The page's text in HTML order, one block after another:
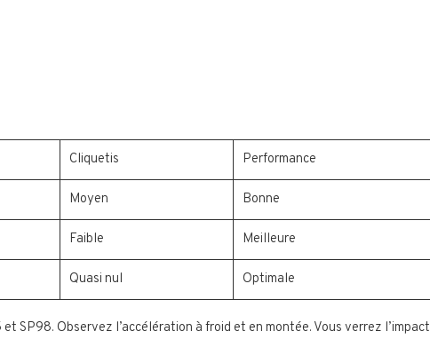
Cliquetis Performance
Moyen Bonne
Faible Meilleure
Quasi nul Optimale
SP98. Observez l’accélération à froid et en montée. Vous verrez l’impact